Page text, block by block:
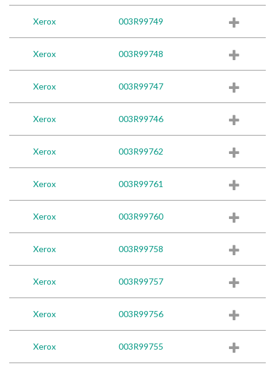
Xerox 003R99749
Xerox 003R99748
Xerox 003R99747
Xerox 003R99746
Xerox 003R99762
Xerox 003R99761
Xerox 003R99760
Xerox 003R99758
Xerox 003R99757
Xerox 003R99756
Xerox 003R99755